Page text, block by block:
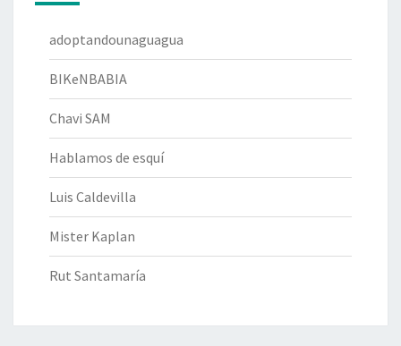
adoptandounaguagua
BIKeNBABIA
Chavi SAM
Hablamos de esquí
Luis Caldevilla
Mister Kaplan
Rut Santamaría